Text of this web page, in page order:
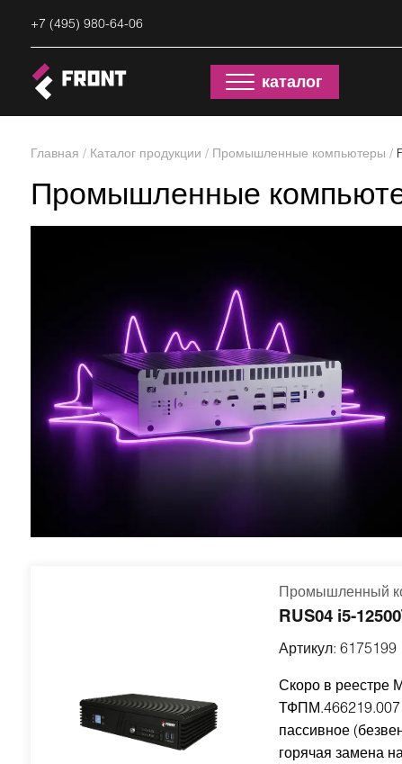
+7 (495) 980-64-06
каталог
Главная / Каталог продукции / Промышленные компьютеры /
Промышленные
Промышленный
RUS04 i5-
Артикул:6175199
Скоро в реестре
ТФПМ.466219.007
пассивное
горячая замена